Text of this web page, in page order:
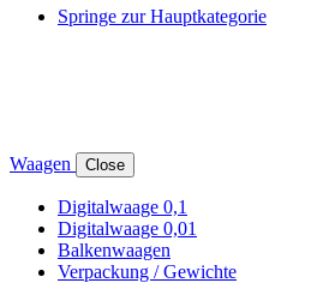
Springe zur Hauptkategorie
Waagen Close
Digitalwaage 0,1
Digitalwaage 0,01
Balkenwaagen
Verpackung / Gewichte